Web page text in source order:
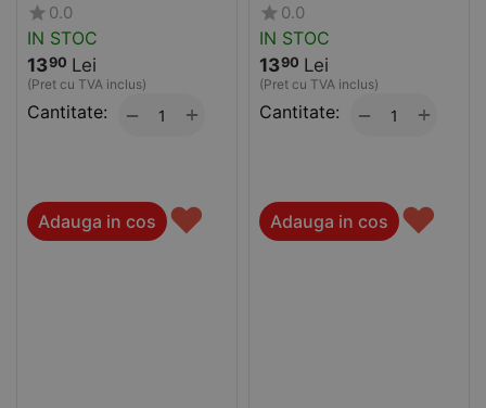
0.0
IN STOC
1390 Lei
(Pret cu TVA inclus)
Cantitate: +
−
Adauga in cos ♥
0.0
IN STOC
1390 Lei
(Pret cu TVA inclus)
Cantitate: +
−
Adauga in cos ♥